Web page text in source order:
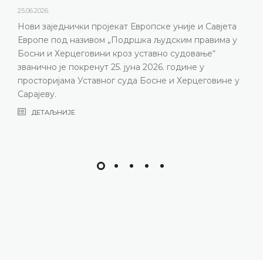
пројекат Европске уније и Савјета
„Подршка људским правима у
кроз уставно судовање“
25. јуна 2026. године у
суда Босне и Херцеговине у
резултати
изазови с
година,
састава